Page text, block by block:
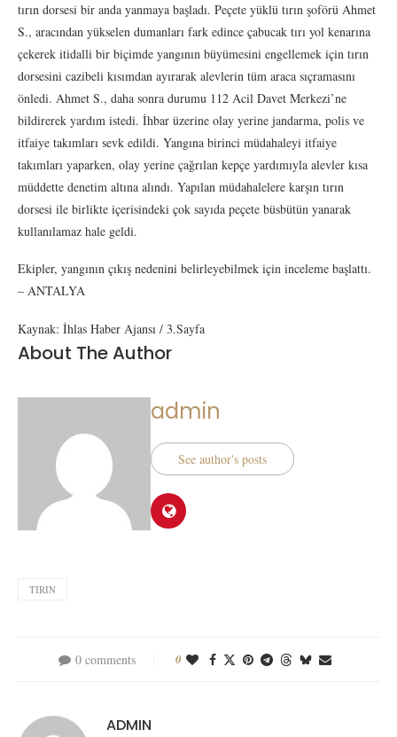
tırın dorsesi bir anda yanmaya başladı. Peçete yüklü tırın şoförü Ahmet
S., aracından yükselen dumanları fark edince çabucak tırı yol kenarına
çekerek itidalli bir biçimde yangının büyümesini engellemek için tırın
dorsesini cazibeli kısımdan ayırarak alevlerin tüm araca sıçramasını
önledi. Ahmet S., daha sonra durumu 112 Acil Davet Merkezi’ne
bildirerek yardım istedi. İhbar üzerine olay yerine jandarma, polis ve
itfaiye takımları sevk edildi. Yangına birinci müdahaleyi itfaiye
takımları yaparken, olay yerine çağrılan kepçe yardımıyla alevler kısa
müddette denetim altına alındı. Yapılan müdahalelere karşın tırın
dorsesi ile birlikte içerisindeki çok sayıda peçete büsbütün yanarak
kullanılamaz hale geldi.
Ekipler, yangının çıkış nedenini belirleyebilmek için inceleme başlattı.
– ANTALYA
Kaynak: İhlas Haber Ajansı / 3.Sayfa
About The Author
admin
See author's posts
TIRIN
0 comments 0
ADMIN